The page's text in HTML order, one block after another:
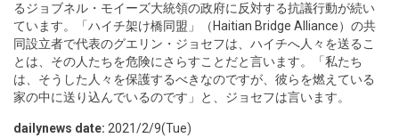
るジョブネル・モイーズ大統領の政府に反対する抗議行動が続い
ています。「ハイチ架け橋同盟」（Haitian Bridge Alliance）の共
同設立者で代表のグエリン・ジョセフは、ハイチへ人々を送るこ
とは、その人たちを危険にさらすことだと言います。「私たち
は、そうした人々を保護するべきなのですが、彼らを燃えている
家の中に送り込んでいるのです」と、ジョセフは言います。
dailynews date: 2021/2/9(Tue)